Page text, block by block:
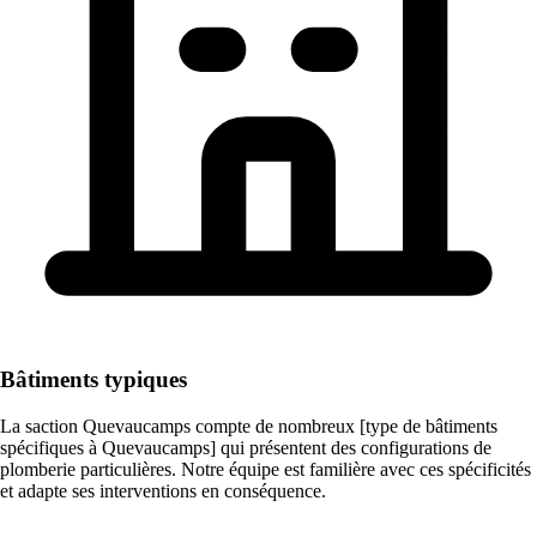
Bâtiments typiques
La saction Quevaucamps compte de nombreux [type de bâtiments
spécifiques à Quevaucamps] qui présentent des configurations de
plomberie particulières. Notre équipe est familière avec ces spécificités
et adapte ses interventions en conséquence.